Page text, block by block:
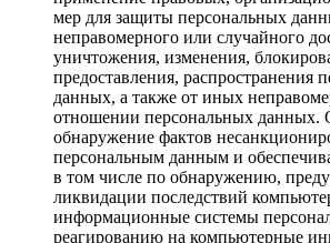
мер для защиты персональных
неправомерного или случайного
уничтожения, изменения,
предоставления, распространения
данных, а также от иных
отношении персональных данных.
обнаружение фактов
персональным данным и
в том числе по обнаружению,
ликвидации последствий
информационные системы
реагированию на компьютерные